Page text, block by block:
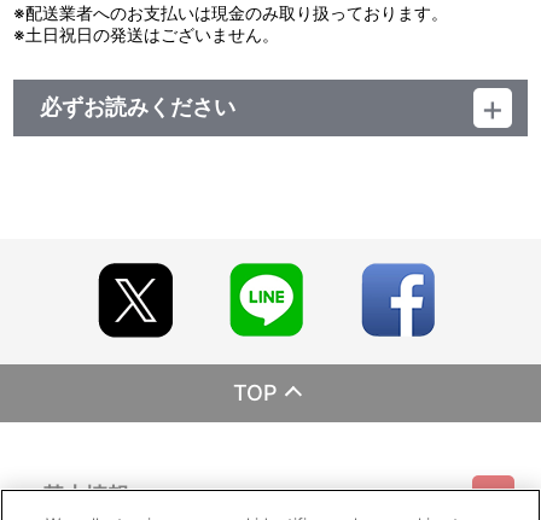
※配送業者へのお支払いは現金のみ取り扱っております。
※土日祝日の発送はございません。
必ずお読みください
TOP
基本情報